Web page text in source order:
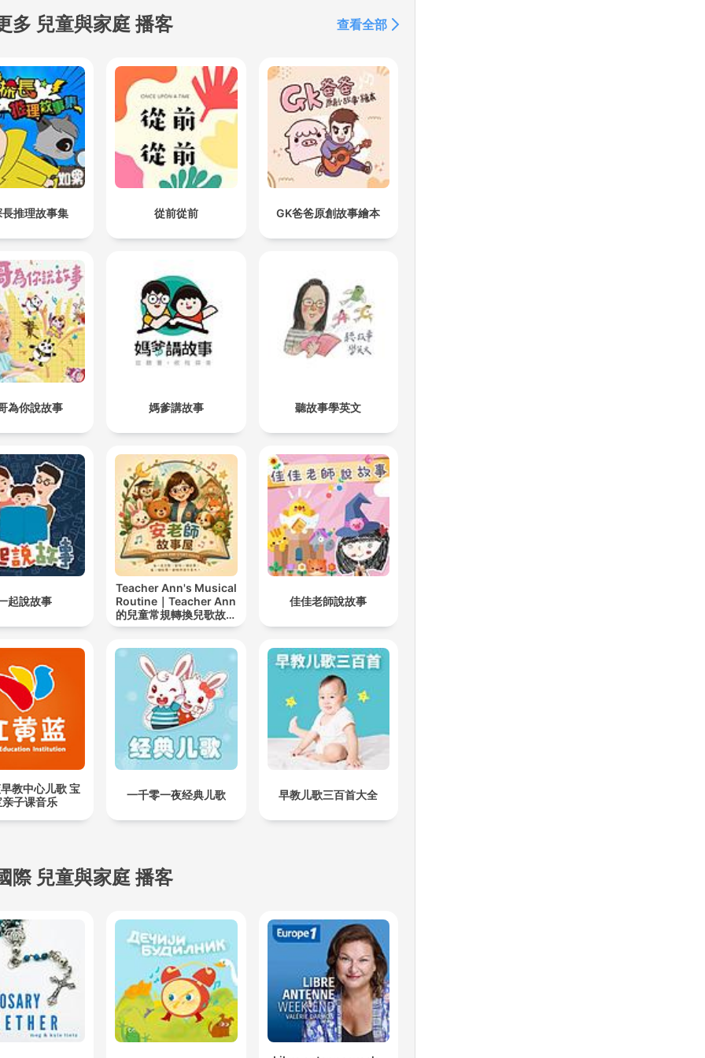
contigo en esa habitación.
en esa necesidad humana de
compañía silenciosa. En cada
Narración, Cuentos para
Dormir te ofrece Amistad sin
exigencias: una voz que no te
pide respuestas, solo te
acompaña. Y cuando el día te
dejó con ganas de huir,
Aventura tranquila, de esas
que no aceleran el corazón,
sino que lo ordenan.Quizá te
ha pasado: miras el techo y de
pronto lo cotidiano se vuelve
dolió pesa como una piedra.
Un "mañana lo hago" se
convierte en culpa. Y ahí, en
esa tensión, empiezas a
desear algo imposible: que el
tiempo retroceda, que la
escena cambie, que tú seas
otra versión de ti. En Cuentos
para Dormir jugamos con
Viajes en el tiempo como se
juega con una cajita musical:
para recordar sin sufrir, para
entender sin castigarte. La
Narración te lleva, vuelve,
reescribe suave. A veces la
Aventura es apenas cruzar un
a un Bosque donde los árboles
fueran cartas dobladas.Y
Cuentos para Dormir te levanta
la vista hacia las Estrellas,
como cuando eras pequeño y
creías que el cielo era un techo
con agujeritos de luz. Hay
Estrellas que parecen
多 兒童與家庭 播客 查看全部
推理故事集 從前從前 GK爸爸原創故事繪本
為你說故事 媽爹講故事 聽故事學英文
起說故事
Teacher Ann's Musical
Routine｜Teacher Ann
的兒童常規轉換兒歌故事
屋
佳佳老師說故事
教中心儿歌 宝
子课音乐
一千零一夜经典儿歌 早教儿歌三百首大全
際 兒童與家庭 播客